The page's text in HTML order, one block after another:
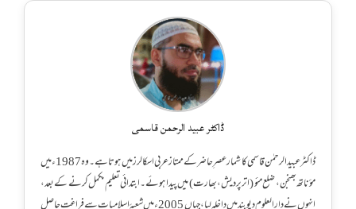
ڈاکٹر عبید الرحمن قاسمی
ڈاکٹر عبید الرحمٰن قاسمی کا شمار عصرِ حاضر کے ممتاز عربی اسکالرز میں ہوتا ہے۔ وہ 1987ء میں
مؤناتھ بھنجن، ضلع مئو (اتر پردیش، بھارت) میں پیدا ہوئے۔ ابتدائی تعلیم مکمل کرنے کے بعد،